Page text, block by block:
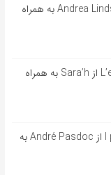
آهنگ فرانسوی Près de toi از Andrea Lindsay به همراه
آهنگ فرانسوی L’encre de tes yeux از Sara’h به همراه
آهنگ فرانسوی l pleut sur la route از André Pasdoc به